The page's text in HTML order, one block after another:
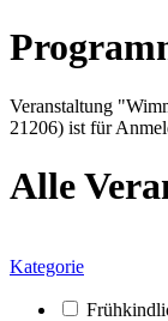
Veranstaltung
21206) ist für
Alle
Kategorie